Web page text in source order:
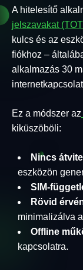
A hitelesítő
jelszavakat
kulcs és az
fiókhoz –
alkalmazás 30
Ez a módszer az
kiküszöböli:
Nincs
eszközön
SIM-
Rövid
minimalizálva
Offline
kapcsolatra.